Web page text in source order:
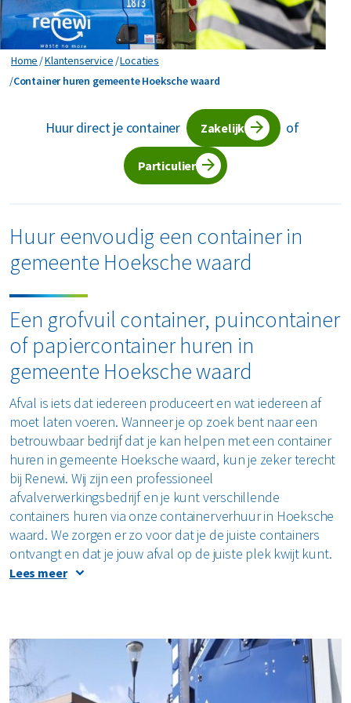
Horeca en recreatie
Industrie
Logistiek
Retail
Zakelijke dienstverlening
Renewi Ecosmart
Waarom Renewi EcoSmart?
CSRD
Gevaarlijk afval
Glas
Groen- en tuinafval
Grofvuil
Papier en karton
PMD
Puin
Restafval
Vertrouwelijk papier
Alle soorten afval
Mineralen
Organics
Alle circulaire materialen
ons
Home Klantenservice Locaties
Container huren gemeente Hoeksche waard
Container huren gemeente Hoeksche waard
Huur direct je container Zakelijk of
Particulier
Huur eenvoudig een container in
gemeente Hoeksche waard
Een grofvuil container, puincontainer
of papiercontainer huren in
gemeente Hoeksche waard
Afval is iets dat iedereen produceert en wat iedereen af
moet laten voeren. Wanneer je op zoek bent naar een
betrouwbaar bedrijf dat je kan helpen met een container
huren in gemeente Hoeksche waard, kun je zeker terecht
bij Renewi. Wij zijn een professioneel
afvalverwerkingsbedrijf en je kunt verschillende
containers huren via onze containerverhuur in Hoeksche
waard. We zorgen er zo voor dat je de juiste containers
ontvangt en dat je jouw afval op de juiste plek kwijt kunt.
Beijerland
Wij van Renewi hebben veel verschillende containers te
huur. Bij onze containerverhuur kun je bijvoorbeeld een
Lees meer